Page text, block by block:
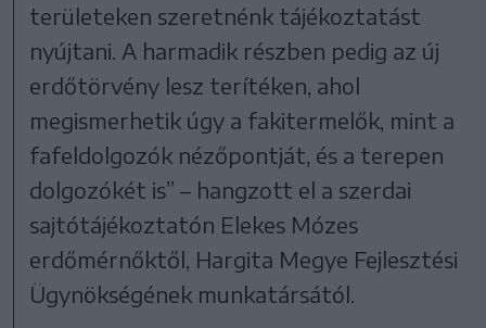
területeken szeretnénk tájékoztatást
nyújtani. A harmadik részben pedig az új
erdőtörvény lesz terítéken, ahol
megismerhetik úgy a fakitermelők, mint a
fafeldolgozók nézőpontját, és a terepen
dolgozókét is” – hangzott el a szerdai
sajtótájékoztatón Elekes Mózes
erdőmérnőktől, Hargita Megye Fejlesztési
Ügynökségének munkatársától.